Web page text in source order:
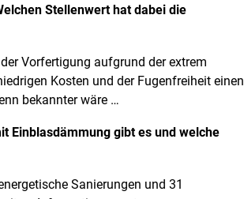
Stellenwert hat dabei die
Vorfertigung aufgrund der extrem
Kosten und der Fugenfreiheit einen
bekannter wäre …
Einblasdämmung gibt es und welche
Sanierungen und 31